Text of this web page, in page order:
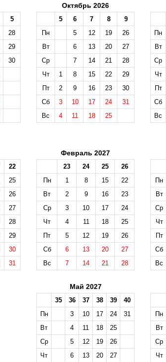
5
28
29
30
Октябрь 2026
5 6 7 8
9
Пн
5 12 19
26
Вт
6 13 20
27
Ср
7 14 21
28
Чт
1 8 15 22
29
Пт
2 9 16 23
30
Сб
3 10 17 24
31
Вс
4 11 18 25
Пн
Вт
Ср
Чт
Пт
Сб
Вс
22
25
26
27
28
29
30
31
Февраль 2027
23 24 25
26
Пн
1 8 15
22
Вт
2 9 16
23
Ср
3 10 17
24
Чт
4 11 18
25
Пт
5 12 19
26
Сб
6 13 20
27
Вс
7 14 21 28
Пн
Вт
Ср
Чт
Пт
Сб
Вс
Май 2027
35 36 37 38 39
40
Пн
3 10 17 24
31
Вт
4 11 18
25
Ср
5 12 19
26
Чт
6 13 20 27
Пн
Вт
Ср
Чт